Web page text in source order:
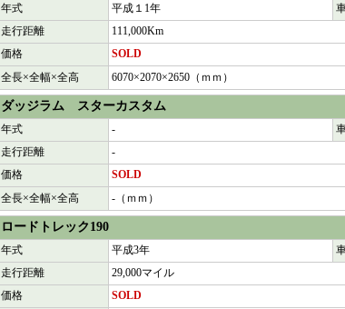
年式 平成１1年
走行距離
111,000Km
価格
SOLD
全長×全幅×全高
6070×2070×2650（ｍｍ）
ダッジラム スターカスタム
年式 -
走行距離
-
価格
SOLD
全長×全幅×全高
-（ｍｍ）
ロードトレック190
年式 平成3年
走行距離
29,000マイル
価格
SOLD